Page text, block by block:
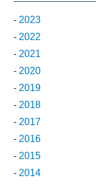
- 2023
- 2022
- 2021
- 2020
- 2019
- 2018
- 2017
- 2016
- 2015
- 2014